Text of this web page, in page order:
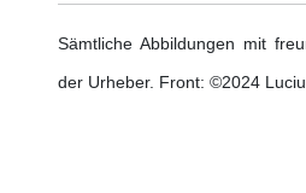
Sämtliche Abbildungen mit
der Urheber. Front: ©2024